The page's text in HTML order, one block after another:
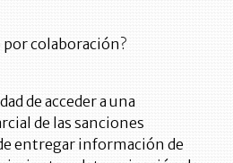
por colaboración?
de acceder a una
de las sanciones
entregar información de